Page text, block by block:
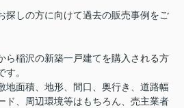
探しの方に向けて過去の販売事例をご
ら稲沢の新築一戸建てを購入される方
。
地面積、地形、間口、奥行き、道路幅
ド、周辺環境等はもちろん、売主業者